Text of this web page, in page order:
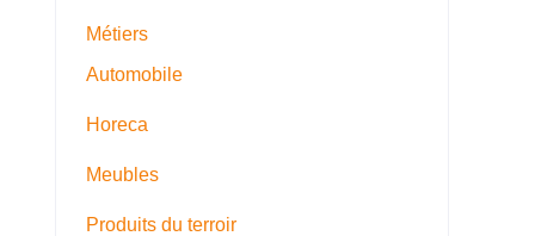
Métiers
Automobile
Horeca
Meubles
Produits du terroir